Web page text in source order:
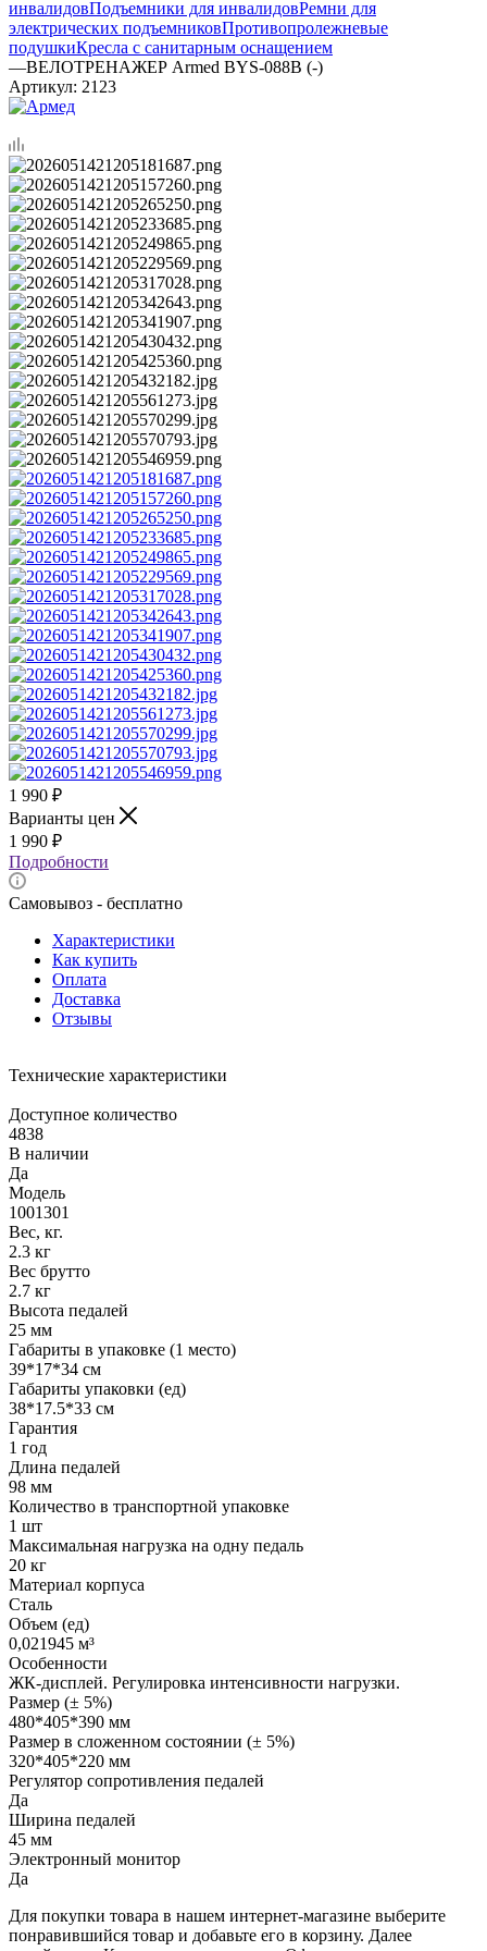
инвалидовПодъемники для инвалидовРемни для
электрических подъемниковПротивопролежневые
подушкиКресла с санитарным оснащением
—ВЕЛОТРЕНАЖЕР Armed BYS-088B (-)
Артикул: 2123
1 990 ₽
Варианты цен
1 990 ₽
Подробности
Самовывоз - бесплатно
Характеристики
Как купить
Оплата
Доставка
Отзывы
Технические характеристики
Доступное количество
4838
В наличии
Да
Модель
1001301
Вес, кг.
2.3 кг
Вес брутто
2.7 кг
Высота педалей
25 мм
Габариты в упаковке (1 место)
39*17*34 см
Габариты упаковки (ед)
38*17.5*33 см
Гарантия
1 год
Длина педалей
98 мм
Количество в транспортной упаковке
1 шт
Максимальная нагрузка на одну педаль
20 кг
Материал корпуса
Сталь
Объем (ед)
0,021945 м³
Особенности
ЖК-дисплей. Регулировка интенсивности нагрузки.
Размер (± 5%)
480*405*390 мм
Размер в сложенном состоянии (± 5%)
320*405*220 мм
Регулятор сопротивления педалей
Да
Ширина педалей
45 мм
Электронный монитор
Да
Для покупки товара в нашем интернет-магазине выберите
понравившийся товар и добавьте его в корзину. Далее